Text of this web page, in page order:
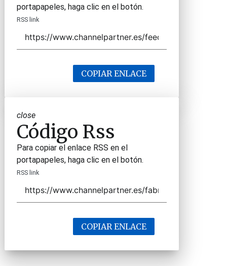
portapapeles, haga clic en el botón.
RSS link
COPIAR ENLACE
close
Código Rss
Para copiar el enlace RSS en el
portapapeles, haga clic en el botón.
RSS link
COPIAR ENLACE